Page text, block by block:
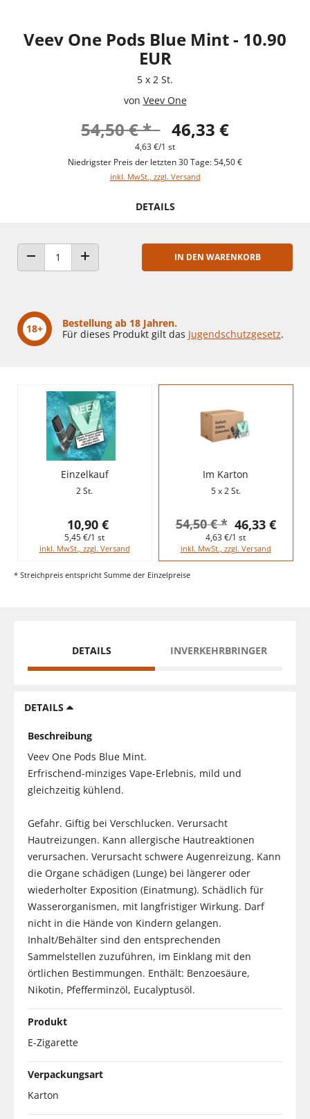
Veev One Pods Blue Mint - 10.90
EUR
5 x 2 St.
von Veev One
54,50 € * 46,33 €
4,63 €/1 st
Niedrigster Preis der letzten 30 Tage: 54,50 €
inkl. MwSt., zzgl. Versand
DETAILS
ANZAHL VERRINGERNANZAHL ERHÖHEN
IN DEN WARENKORB
18+
Bestellung ab 18 Jahren.
Für dieses Produkt gilt das Jugendschutzgesetz.
Einzelkauf
2 St.
10,90 €
5,45 €/1 st
inkl. MwSt., zzgl. Versand
Im Karton
5 x 2 St.
46,33 €
54,50 € *
4,63 €/1 st
inkl. MwSt., zzgl. Versand
* Streichpreis entspricht Summe der Einzelpreise
DETAILS INVERKEHRBRINGER
DETAILS
Beschreibung
Veev One Pods Blue Mint.
Erfrischend-minziges Vape-Erlebnis, mild und
gleichzeitig kühlend.
Gefahr. Giftig bei Verschlucken. Verursacht
Hautreizungen. Kann allergische Hautreaktionen
verursachen. Verursacht schwere Augenreizung. Kann
die Organe schädigen (Lunge) bei längerer oder
wiederholter Exposition (Einatmung). Schädlich für
Wasserorganismen, mit langfristiger Wirkung. Darf
nicht in die Hände von Kindern gelangen.
Inhalt/Behälter sind den entsprechenden
Sammelstellen zuzuführen, im Einklang mit den
örtlichen Bestimmungen. Enthält: Benzoesäure,
Nikotin, Pfefferminzöl, Eucalyptusöl.
Produkt
E-Zigarette
Verpackungsart
Karton